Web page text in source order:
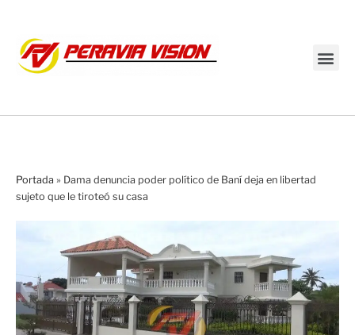
Portada » Dama denuncia poder político de Baní deja en libertad
sujeto que le tiroteó su casa